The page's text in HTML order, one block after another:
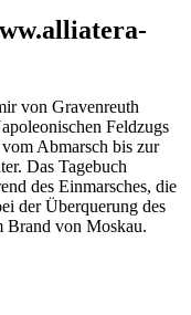
von Gravenreuth
Feldzugs
Abmarsch bis zur
Das Tagebuch
des Einmarsches, die
der Überquerung des
Brand von Moskau.